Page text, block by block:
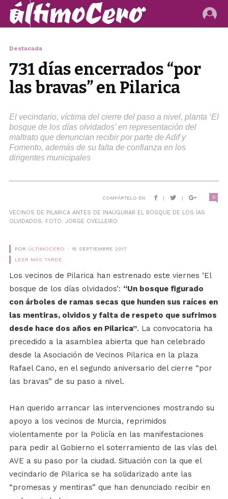
Destacada
731 días encerrados “por
las bravas” en Pilarica
El vecindario, víctima del cierre del paso a nivel, planta ‘El
bosque de los días olvidados’ en representación del
maltrato que denuncian recibir por parte de Adif y
Fomento, además de su falta de confianza en los
dirigentes municipales
COMPÁRTELO EN: | | 0
VECINOS DE PILARICA ANTES DE INAUGURAR EL BOSQUE DE LOS ÏAS
OLVIDADOS. FOTO: JORGE OVELLEIRO
POR ÚLTIMOCERO
15 SEPTIEMBRE 2017
LEER MÁS TARDE
Los vecinos de Pilarica han estrenado este viernes ‘El
bosque de los días olvidados’: “Un bosque figurado
con árboles de ramas secas que hunden sus raíces en
las mentiras, olvidos y falta de respeto que sufrimos
desde hace dos años en Pilarica”. La convocatoria ha
precedido a la asamblea abierta que han celebrado
desde la Asociación de Vecinos Pilarica en la plaza
Rafael Cano, en el segundo aniversario del cierre “por
las bravas” de su paso a nivel.
Han querido arrancar las intervenciones mostrando su
apoyo a los vecinos de Murcia, reprimidos
violentamente por la Policía en las manifestaciones
para pedir al Gobierno el soterramiento de las vías del
AVE a su paso por la ciudad. Situación con la que el
vecindario de Pilarica se ha solidarizado ante las
“promesas y mentiras” que han denunciado recibir en